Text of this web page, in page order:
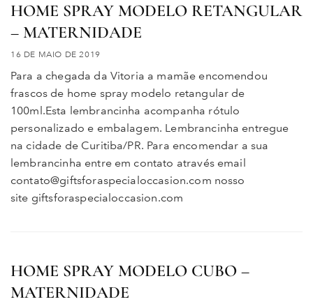
HOME SPRAY MODELO RETANGULAR
– MATERNIDADE
16 DE MAIO DE 2019
Para a chegada da Vitoria a mamãe encomendou
frascos de home spray modelo retangular de
100ml.Esta lembrancinha acompanha rótulo
personalizado e embalagem. Lembrancinha entregue
na cidade de Curitiba/PR. Para encomendar a sua
lembrancinha entre em contato através email
contato@giftsforaspecialoccasion.com nosso
site giftsforaspecialoccasion.com
HOME SPRAY MODELO CUBO –
MATERNIDADE